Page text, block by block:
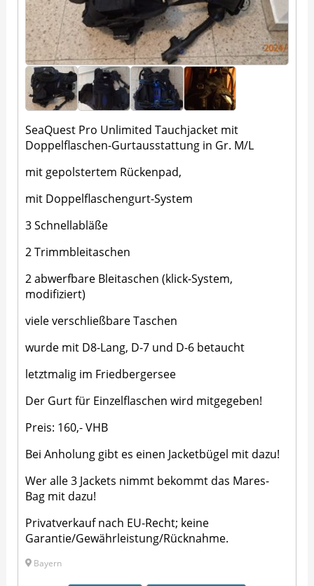
SeaQuest Pro Unlimited Tauchjacket mit
Doppelflaschen-Gurtausstattung in Gr. M/L
mit gepolstertem Rückenpad,
mit Doppelflaschengurt-System
3 Schnellabläße
2 Trimmbleitaschen
2 abwerfbare Bleitaschen (klick-System,
modifiziert)
viele verschließbare Taschen
wurde mit D8-Lang, D-7 und D-6 betaucht
letztmalig im Friedbergersee
Der Gurt für Einzelflaschen wird mitgegeben!
Preis: 160,- VHB
Bei Anholung gibt es einen Jacketbügel mit dazu!
Wer alle 3 Jackets nimmt bekommt das Mares-
Bag mit dazu!
Privatverkauf nach EU-Recht; keine
Garantie/Gewährleistung/Rücknahme.
Bayern